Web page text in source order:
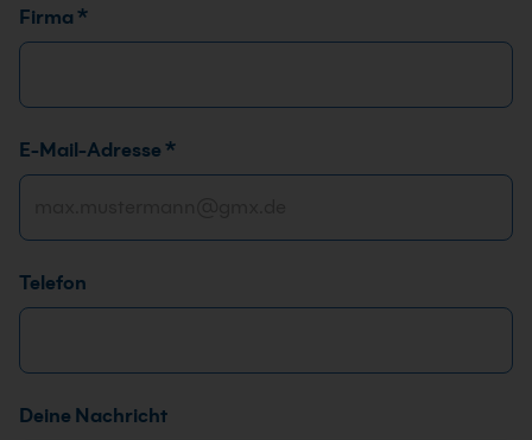
Firma *
E-Mail-Adresse *
Telefon
Deine Nachricht